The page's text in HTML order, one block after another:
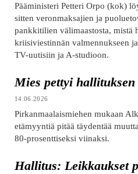
Pääministeri Petteri Orpo (kok)
sitten veronmaksajien ja
pankkitilien välimaastosta, mistä
kriisiviestinnän valmennukseen
TV-uutisiin ja A-studioon.
Mies pettyi
14.06.2026
Pirkanmaalaismiehen mukaan
etämyyntiä pitää täydentää
80-prosenttiseksi viinaksi.
Hallitus: Leikkaukset